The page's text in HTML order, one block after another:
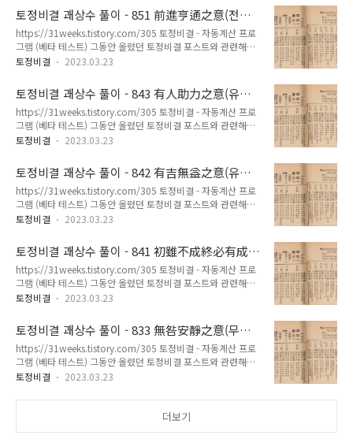
枯旱三年 野無靑草 – 고한삼년 야무청초 相克相沖 淚酒滄波
– 상극상충 누주창파 其間..
이므로 불완전한 프 31weeks.com 852 志謀世人不識之意(지
모세인부식지의) - 토정비결 괘상수 원본해설 [ 한해 운수 ] 一入
山門 人不知仙 – 일입산문 인부지선 寂寞天地 無依之格 – 적
막천지 무의지격 世事如夢 此亦身數 – 세사여몽 차역신수 身
上有困 家憂何事 – 신상유곤 가우하사 莫行東方 必有損財 –
日暮道遠 步步心慌 – 일모도원 보보심황 前程無緣 所望何成
– 전정무연 소망하성 勿參..
토정비결 괘상수 풀이 - 851 前進亨通之意(전진
형통지의)
https://31weeks.tistory.com/305 토정비결 - 자동계산 프로
그램 (베타 테스트) 그동안 올렸던 토정비결 포스트와 관련해서
좀 더 쉽게 토정비결을 볼 수 없을까 생각하다가 파이썬으로 자
이므로 불완전한 프 31weeks.com 851 前進亨通之意(전진형
통지의) - 토정비결 괘상수 원본해설 [ 한해 운수 ] 蠱食衆心 事
不安靜 – 고식중심 사불안정 運數不利 事多有滯 – 운수불리
사다유체 身上有險 凡事愼之 – 신상유험 범사신지 若而妄動
後悔不少 – 약이망동 후회불소 身上有苦 家憂難免 – 신상유고
禍及池漁 – 축융위재 화급지어 夫妻反目 家中不和 – 부처반목
가중불화 浮雲蔽日 陰..
토정비결 2023.03.23
토정비결 괘상수 풀이 - 843 有人助力之意(유인
조력지의)
https://31weeks.tistory.com/305 토정비결 - 자동계산 프로
그램 (베타 테스트) 그동안 올렸던 토정비결 포스트와 관련해서
좀 더 쉽게 토정비결을 볼 수 없을까 생각하다가 파이썬으로 자
이므로 불완전한 프 31weeks.com 843 有人助力之意(유인조
력지의) - 토정비결 괘상수 원본해설 [ 한해 운수 ] 人有舊椽 偶
來助力 – 인유구연 우래조력 龍得天門 雲行雨施 – 용득천문
운행우시 有路南北 貴人助我 – 유로남북 귀인조아 得而多失
年運奈荷 – 득이다실 년운나하 探花登山 綜見開花 – 탐화등산
天馬嘶風 – 용문신하 천마시풍 高朋滿座 勝友如雲 – 고붕만좌
승우여운 革功燕然 男..
토정비결 2023.03.23
토정비결 괘상수 풀이 - 842 有吉無益之意(유길
무익지의)
https://31weeks.tistory.com/305 토정비결 - 자동계산 프로
그램 (베타 테스트) 그동안 올렸던 토정비결 포스트와 관련해서
좀 더 쉽게 토정비결을 볼 수 없을까 생각하다가 파이썬으로 자
이므로 불완전한 프 31weeks.com 842 有吉無益之意(유길무
익지의) - 토정비결 괘상수 원본해설 [ 한해 운수 ] 採薪飮水 樂
在其中 – 채신음수 낙재지중 農則有吉 商則不利 – 농즉유길
상즉불리 修道遠惡 終見豊饒 – 수도원악 종견풍요 若逢貴人
田庄增進 – 약봉귀인 전장증진 安靜守分 利在其中 – 안정수분
山 修道遠惡 – 표은남산 수도원악 世持旺財 手弄千金 – 세지
왕재 수농천금 若慾捕虎 ..
토정비결 2023.03.23
토정비결 괘상수 풀이 - 841 初雖不成終必有成
之意(초수불성종필유성지의)
https://31weeks.tistory.com/305 토정비결 - 자동계산 프로
그램 (베타 테스트) 그동안 올렸던 토정비결 포스트와 관련해서
좀 더 쉽게 토정비결을 볼 수 없을까 생각하다가 파이썬으로 자
이므로 불완전한 프 31weeks.com 841 初雖不成終必有成之
意(초수불성종필유성지의) - 토정비결 괘상수 원본해설 [ 한해
운수 ] 碌碌浮生 不如安分 – 록록부생 불여안분 花落無春 狂
蝶失路 – 화락무춘 광접실로 欲知年運 三遷之數 – 욕지연운
삼천지수 在家無益 出他心閑 – 재가무익 출타심한 初吉後困
토정비결 2023.03.23
토정비결 괘상수 풀이 - 833 無咎安靜之意(무구
안정지의)
https://31weeks.tistory.com/305 토정비결 - 자동계산 프로
그램 (베타 테스트) 그동안 올렸던 토정비결 포스트와 관련해서
좀 더 쉽게 토정비결을 볼 수 없을까 생각하다가 파이썬으로 자
정지의) - 토정비결 괘상수 원본해설 [ 한해 운수 ] 靜中茨味 最
토정비결 2023.03.23
더보기